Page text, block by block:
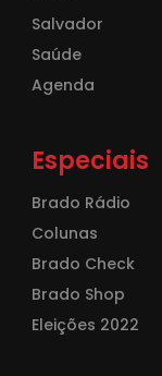
Salvador
Saúde
Agenda
Especiais
Brado Rádio
Colunas
Brado Check
Brado Shop
Eleições 2022